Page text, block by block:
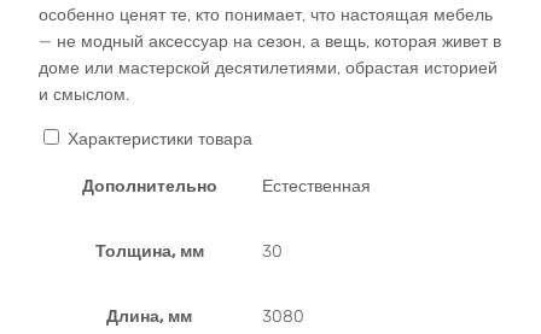
особенно ценят те, кто понимает, что настоящая мебель
— не модный аксессуар на сезон, а вещь, которая живет в
доме или мастерской десятилетиями, обрастая историей
и смыслом.​
Характеристики товара
Дополнительно Естественная
Толщина, мм 30
Длина, мм 3080